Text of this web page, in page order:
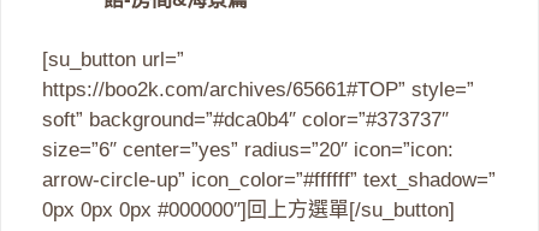
[su_button url=”
https://boo2k.com/archives/65661#TOP” style=”
soft” background=”#dca0b4″ color=”#373737″
size=”6″ center=”yes” radius=”20″ icon=”icon:
arrow-circle-up” icon_color=”#ffffff” text_shadow=”
0px 0px 0px #000000″]回上方選單[/su_button]